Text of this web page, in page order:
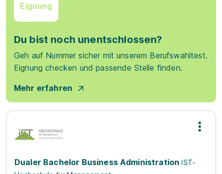
Eignung
Du bist noch unentschlossen?
Geh auf Nummer sicher mit unserem Berufswahltest.
Eignung checken und passende Stelle finden.
Mehr erfahren
Dualer Bachelor Business Administration IST-